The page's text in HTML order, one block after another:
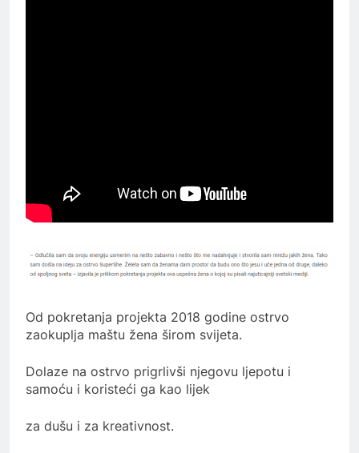
Od pokretanja projekta 2018 godine ostrvo
zaokuplja maštu žena širom svijeta.
Dolaze na ostrvo prigrlivši njegovu ljepotu i
samoću i koristeći ga kao lijek
za dušu i za kreativnost.